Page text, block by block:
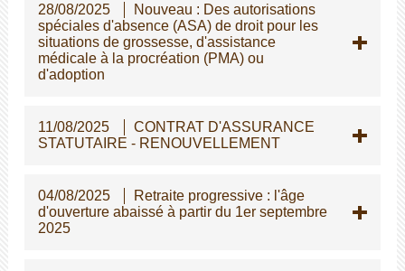
28/08/2025
Nouveau : Des autorisations
spéciales d'absence (ASA) de droit pour les
situations de grossesse, d'assistance
médicale à la procréation (PMA) ou
d'adoption
11/08/2025
CONTRAT D'ASSURANCE
STATUTAIRE - RENOUVELLEMENT
04/08/2025
Retraite progressive : l'âge
d'ouverture abaissé à partir du 1er septembre
2025